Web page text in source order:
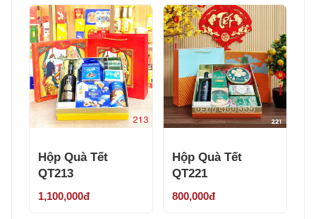
Hộp Quà Tết
QT213
1,100,000đ
Hộp Quà Tết
QT221
800,000đ